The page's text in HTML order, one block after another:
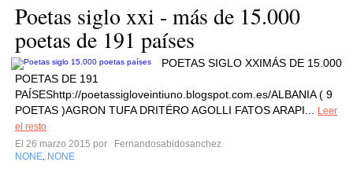
Poetas siglo xxi - más de 15.000
poetas de 191 países
POETAS SIGLO XXIMÁS DE 15.000
POETAS DE 191
PAÍSEShttp://poetassigloveintiuno.blogspot.com.es/ALBANIA ( 9
POETAS )AGRON TUFA DRITËRO AGOLLI FATOS ARAPI...
Leer
el resto
El 26 marzo 2015 por
Fernandosabidosanchez
NONE NONE